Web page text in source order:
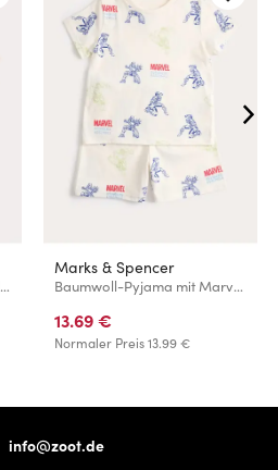
Pyjama aus reiner Baumwolle mit Fledermausärmeln (1–8 Jahre) Marks & Spencer Blau
Marks & Spencer
Baumwoll-Pyjama mit Marvel™-Motiv (3–12 Jahre) Marks & Spencer Creme
13.69 €
Normaler Preis13.99 €
info@zoot.de